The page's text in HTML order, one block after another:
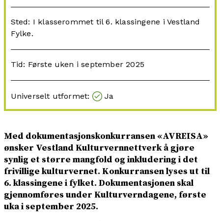
Sted: I klasserommet til 6. klassingene i Vestland
Fylke.
Tid: Første uken i september 2025
Universelt utformet: Ja
Med dokumentasjonskonkurransen «AVREISA»
ønsker Vestland Kulturvernnettverk å gjøre
synlig et større mangfold og inkludering i det
frivillige kulturvernet. Konkurransen lyses ut til
6. klassingene i fylket. Dokumentasjonen skal
gjennomføres under Kulturverndagene, første
uka i september 2025.